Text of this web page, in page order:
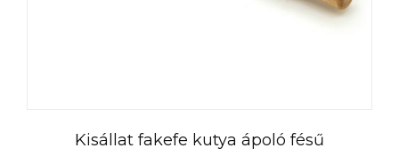
Kisállat fakefe kutya ápoló fésű